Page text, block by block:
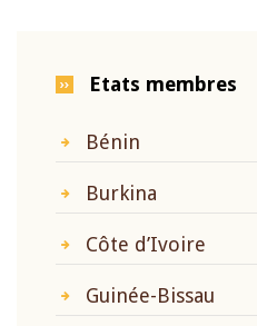
Etats membres
Bénin
Burkina
Côte d’Ivoire
Guinée-Bissau